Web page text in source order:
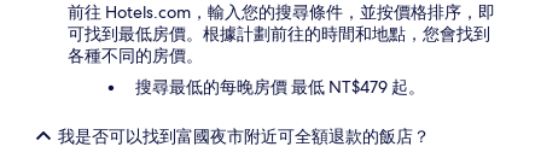
前往 Hotels.com，輸入您的搜尋條件，並按價格排序，即
可找到最低房價。根據計劃前往的時間和地點，您會找到
各種不同的房價。
搜尋最低的每晚房價 最低 NT$479 起。
我是否可以找到富國夜市附近可全額退款的飯店？